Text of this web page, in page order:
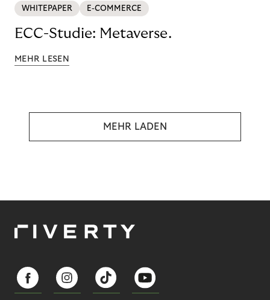
WHITEPAPER E-COMMERCE
ECC-Studie: Metaverse.
MEHR LESEN
MEHR LADEN